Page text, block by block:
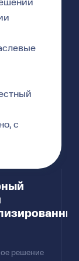
с
решение